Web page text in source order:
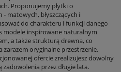
Proponujemy płytki o
matowych, błyszczących i
do charakteru i funkcji danego
modele inspirowane naturalnym
a także strukturą drewna, co
zarazem oryginalne przestrzenie.
ofercie zrealizujesz dowolny
przez długie lata.